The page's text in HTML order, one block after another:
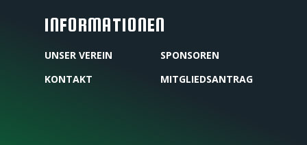
INFORMATIONEN
UNSER VEREIN
SPONSOREN
KONTAKT
MITGLIEDSANTRAG